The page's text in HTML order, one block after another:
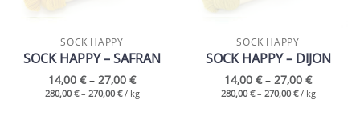
SOCK HAPPY
SOCK HAPPY – SAFRAN
14,00 €– 27,00 €
280,00 €– 270,00 €/ kg
SOCK HAPPY
SOCK HAPPY – DIJON
14,00 €– 27,00 €
280,00 €– 270,00 €/ kg